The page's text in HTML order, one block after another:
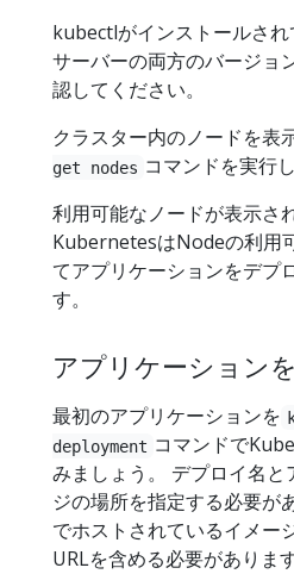
kubectlがインストールさ
サーバーの両方のバージョ
認してください。
クラスター内のノードを表
get nodes コマンドを実行し
利用可能なノードが表示さ
KubernetesはNodeの利用
てアプリケーションをデプ
す。
アプリケーション
最初のアプリケーションを
deployment コマンドで
みましょう。 デプロイ名
ジの場所を指定する必要
でホストされているイメー
URLを含める必要があります